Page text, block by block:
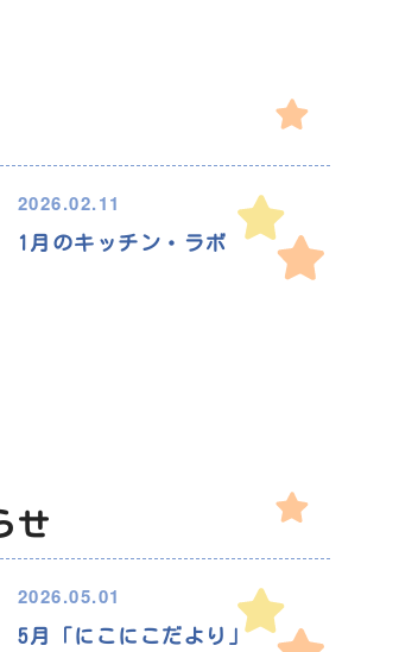
2026.02.11
1月のキッチン・ラボ
せ
2026.05.01
5月「にこにこだより」